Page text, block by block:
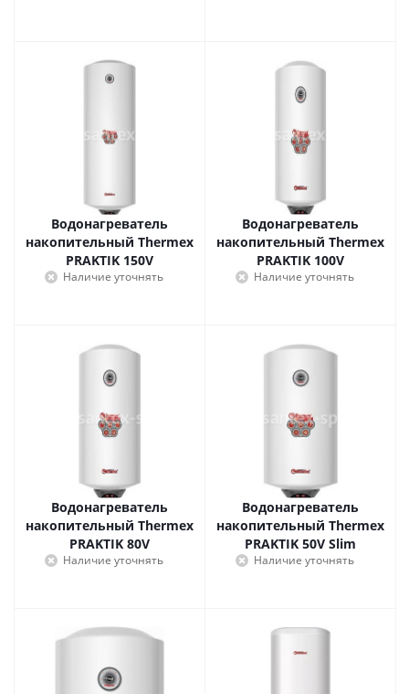
Водонагреватель
накопительный Thermex
PRAKTIK 150V
Наличие уточнять
Водонагреватель
накопительный Thermex
PRAKTIK 100V
Наличие уточнять
Водонагреватель
накопительный Thermex
PRAKTIK 80V
Наличие уточнять
Водонагреватель
накопительный Thermex
PRAKTIK 50V Slim
Наличие уточнять